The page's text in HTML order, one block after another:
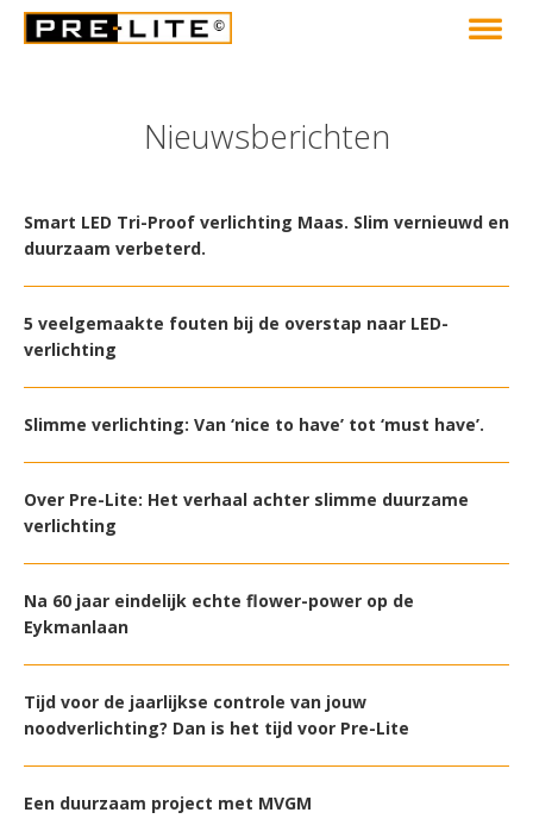
Nieuwsberichten
Smart LED Tri-Proof verlichting Maas. Slim vernieuwd en
duurzaam verbeterd.
5 veelgemaakte fouten bij de overstap naar LED-
verlichting
Slimme verlichting: Van ‘nice to have’ tot ‘must have’.
Over Pre-Lite: Het verhaal achter slimme duurzame
verlichting
Na 60 jaar eindelijk echte flower-power op de
Eykmanlaan
Tijd voor de jaarlijkse controle van jouw
noodverlichting? Dan is het tijd voor Pre-Lite
Een duurzaam project met MVGM